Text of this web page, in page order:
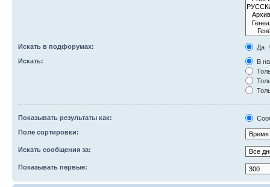
Искать в подфорумах:
Да
Искать:
В
Показывать результаты как:
Поле сортировки:
Искать сообщения за:
Показывать первые: